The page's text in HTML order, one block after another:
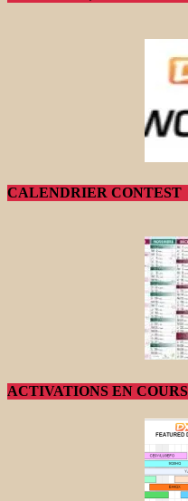
CALENDRIER CONTEST
ACTIVATIONS EN COURS